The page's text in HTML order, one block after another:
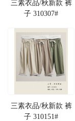
三素衣品/秋新款 裤
子 310307#
三素衣品/秋新款 裤
子 310151#